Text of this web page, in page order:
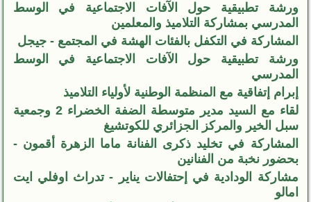
ورشة تطبيقية حول الآفات الاجتماعية في الوسط
المدرسي بمشاركة التلاميذ والمعلمين
المشاركة في التكفل بالفئات الهشة في المجتمع - جيجل
ورشة تطبيقية حول الآفات الاجتماعية في الوسط
المدرسي
إبرام إتفاقية مع المنظمة الوطنية لأولياء التلاميذ
لقاء مع السيد مدير متوسطة الضفة الخضراء 2 وجمعية
سبل الخير والمركز الجزائري للكوتشيغ
المشاركة في تخليد ذكرى الفنانة ماما الزهرة أقمون -
بحضور نخبة من الفنانين
مشاركة الودادية في إحتفالات يناير - تدراث اوفلي ايت
امالو